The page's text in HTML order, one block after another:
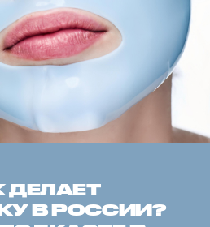
ДЕЛАЕТ
В РОССИИ?